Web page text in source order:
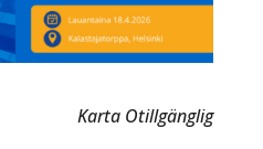
Karta Otillgänglig